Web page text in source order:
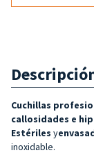
Cuchillas
callosidades e
Estériles y
inoxidable.